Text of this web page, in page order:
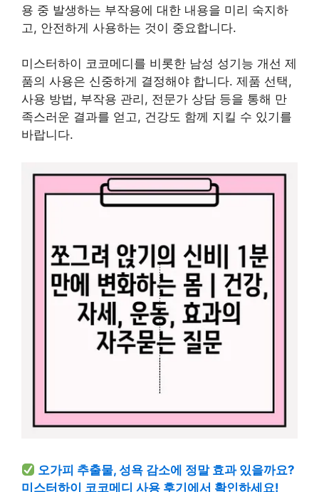
용 중 발생하는 부작용에 대한 내용을 미리 숙지하
고, 안전하게 사용하는 것이 중요합니다.
미스터하이 코코메디를 비롯한 남성 성기능 개선 제
품의 사용은 신중하게 결정해야 합니다. 제품 선택,
사용 방법, 부작용 관리, 전문가 상담 등을 통해 만
족스러운 결과를 얻고, 건강도 함께 지킬 수 있기를
바랍니다.
오가피 추출물, 성욕 감소에 정말 효과 있을까요?
미스터하이 코코메디 사용 후기에서 확인하세요!